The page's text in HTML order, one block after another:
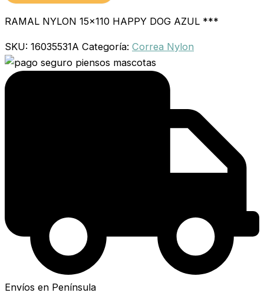
RAMAL NYLON 15×110 HAPPY DOG AZUL ***
SKU: 16035531A Categoría: Correa Nylon
Envíos en Península